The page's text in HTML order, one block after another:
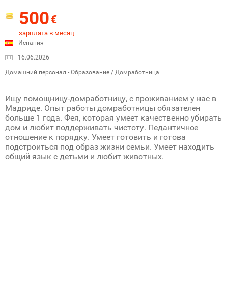
500€
зарплата в месяц
Испания
16.06.2026
Домашний персонал - Образование / Домработница
Ищу помощницу-домработницу, с проживанием у нас в
Мадриде. Опыт работы домработницы обязателен
больше 1 года. Фея, которая умеет качественно убирать
дом и любит поддерживать чистоту. Педантичное
отношение к порядку. Умеет готовить и готова
подстроиться под образ жизни семьи. Умеет находить
общий язык с детьми и любит животных.